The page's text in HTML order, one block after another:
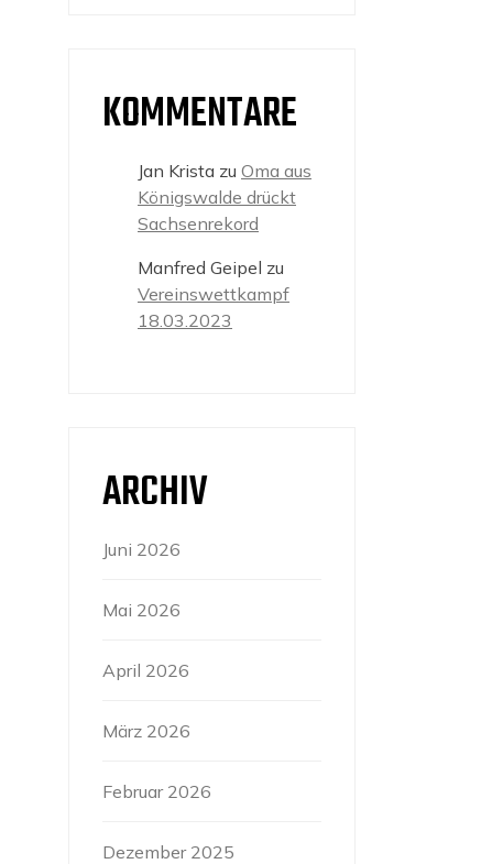
KOMMENTARE
Jan Krista zu Oma aus
Königswalde drückt
Sachsenrekord
Manfred Geipel zu
Vereinswettkampf
18.03.2023
ARCHIV
Juni 2026
Mai 2026
April 2026
März 2026
Februar 2026
Dezember 2025